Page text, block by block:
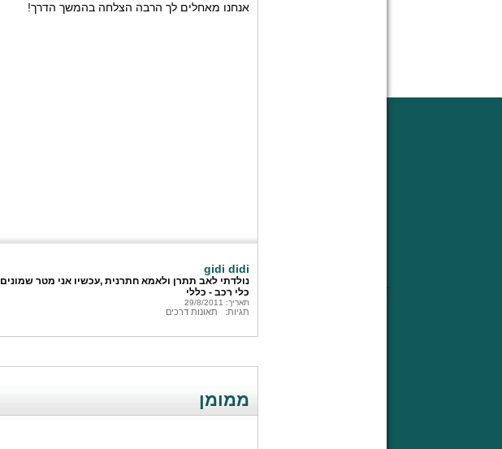
אנחנו מאחלים לך הרבה הצלחה בהמשך הדרך!
gidi didi
נולדתי לאב תתרן ולאמא חתרנית ,עכשיו אני מטר שמונים
כלי רכב - כללי
תאריך: 29/8/2011
תגיות: תאונות דרכים
ממומן